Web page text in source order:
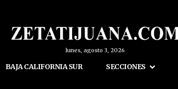
lunes, agosto 3, 2026
BAJA CALIFORNIA SUR SECCIONES